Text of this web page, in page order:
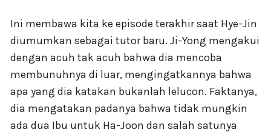
Ini membawa kita ke episode terakhir saat Hye-Jin
diumumkan sebagai tutor baru. Ji-Yong mengakui
dengan acuh tak acuh bahwa dia mencoba
membunuhnya di luar, mengingatkannya bahwa
apa yang dia katakan bukanlah lelucon. Faktanya,
dia mengatakan padanya bahwa tidak mungkin
ada dua Ibu untuk Ha-Joon dan salah satunya